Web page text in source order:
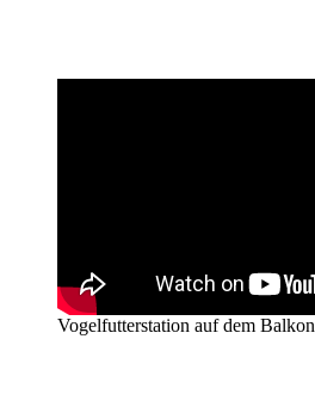
Vogelfutterstation auf dem Balkon